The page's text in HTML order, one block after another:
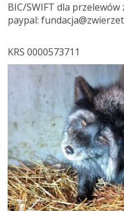
BIC/SWIFT dla przelewów
paypal:
KRS 0000573711